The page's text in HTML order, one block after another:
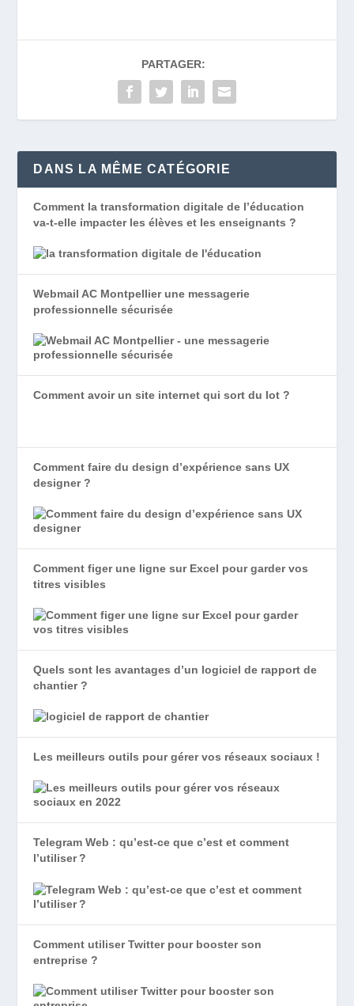
PARTAGER:
DANS LA MÊME CATÉGORIE
Comment la transformation digitale de l’éducation
va-t-elle impacter les élèves et les enseignants ?
Webmail AC Montpellier une messagerie
professionnelle sécurisée
Comment avoir un site internet qui sort du lot ?
Comment faire du design d’expérience sans UX
designer ?
Comment figer une ligne sur Excel pour garder vos
titres visibles
Quels sont les avantages d’un logiciel de rapport de
chantier ?
Les meilleurs outils pour gérer vos réseaux sociaux !
Telegram Web : qu’est-ce que c’est et comment
l’utiliser ?
Comment utiliser Twitter pour booster son
entreprise ?